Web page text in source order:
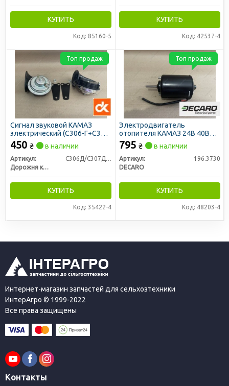
КУПИТЬ
Код: 85160-5
КУПИТЬ
Код: 42537-4
Сигнал звуковой КАМАЗ
электрический (С306-Г+С307-
Г, комплект) (ДК)
450 ₴ в наличии
Артикул:
С306Д/С307Д-01
Дорожня карта
КУПИТЬ
Код: 35422-4
Топ продаж
Электродвигатель
отопителя КАМАЗ 24В 40Вт
(DECARO)
795 ₴ в наличии
Артикул:
196.3730
DECARO
КУПИТЬ
Код: 48203-4
Топ продаж
Интернет-магазин запчастей для сельхозтехники
ИнтерАгро © 1999-2022
Все права защищены
Контакты